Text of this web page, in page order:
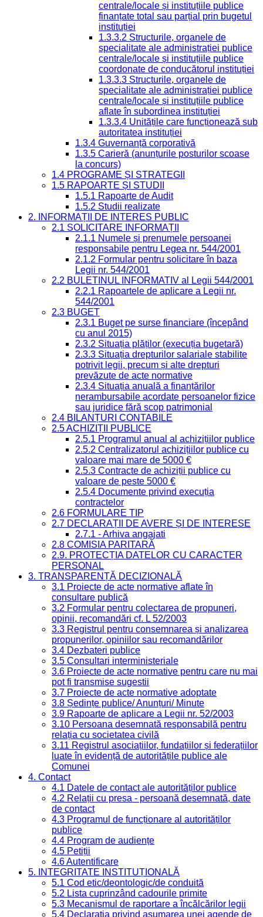
centrale/locale și instituțiile publice
finanțate total sau parțial prin bugetul
instituției
1.3.3.2 Structurile, organele de
specialitate ale administrației publice
centrale/locale și instituțiile publice
coordonate de conducătorul instituției
1.3.3.3 Structurile, organele de
specialitate ale administrației publice
centrale/locale și instituțiile publice
aflate în subordinea instituției
1.3.3.4 Unitățile care funcționează sub
autoritatea instituției
1.3.4 Guvernanță corporativă
1.3.5 Carieră (anunțurile posturilor scoase
la concurs)
1.4 PROGRAME ȘI STRATEGII
1.5 RAPOARTE ȘI STUDII
1.5.1 Rapoarte de Audit
1.5.2 Studii realizate
2. INFORMAȚII DE INTERES PUBLIC
2.1 SOLICITARE INFORMAȚII
2.1.1 Numele și prenumele persoanei
responsabile pentru Legea nr. 544/2001
2.1.2 Formular pentru solicitare în baza
Legii nr. 544/2001
2.2 BULETINUL INFORMATIV al Legii 544/2001
2.2.1 Rapoartele de aplicare a Legii nr.
544/2001
2.3 BUGET
2.3.1 Buget pe surse financiare (începând
cu anul 2015)
2.3.2 Situația plăților (execuția bugetară)
2.3.3 Situația drepturilor salariale stabilite
potrivit legii, precum și alte drepturi
prevăzute de acte normative
2.3.4 Situația anuală a finanțărilor
nerambursabile acordate persoanelor fizice
sau juridice fără scop patrimonial
2.4 BILANȚURI CONTABILE
2.5 ACHIZIȚII PUBLICE
2.5.1 Programul anual al achizițiilor publice
2.5.2 Centralizatorul achizițiilor publice cu
valoare mai mare de 5000 €
2.5.3 Contracte de achiziții publice cu
valoare de peste 5000 €
2.5.4 Documente privind execuția
contractelor
2.6 FORMULARE TIP
2.7 DECLARAȚII DE AVERE ȘI DE INTERESE
2.7.1 - Arhiva angajati
2.8 COMISIA PARITARĂ
2.9. PROTECȚIA DATELOR CU CARACTER
PERSONAL
3. TRANSPARENȚĂ DECIZIONALĂ
3.1 Proiecte de acte normative aflate în
consultare publică
3.2 Formular pentru colectarea de propuneri,
opinii, recomandări cf. L 52/2003
3.3 Registrul pentru consemnarea și analizarea
propunerilor, opiniilor sau recomandărilor
3.4 Dezbateri publice
3.5 Consultari interministeriale
3.6 Proiecte de acte normative pentru care nu mai
pot fi transmise sugestii
3.7 Proiecte de acte normative adoptate
3.8 Ședințe publice/ Anunțuri/ Minute
3.9 Rapoarte de aplicare a Legii nr. 52/2003
3.10 Persoana desemnată responsabilă pentru
relația cu societatea civilă
3.11 Registrul asociațiilor, fundațiilor și federațiilor
luate în evidență de autoritățile publice ale
Comunei
4. Contact
4.1 Datele de contact ale autorităților publice
4.2 Relații cu presa - persoană desemnată, date
de contact
4.3 Programul de funcționare al autorităților
publice
4.4 Program de audiențe
4.5 Petiții
4.6 Autentificare
5. INTEGRITATE INSTITUȚIONALĂ
5.1 Cod etic/deontologic/de conduită
5.2 Lista cuprinzând cadourile primite
5.3 Mecanismul de raportare a încălcărilor legii
5.4 Declarația privind asumarea unei agende de